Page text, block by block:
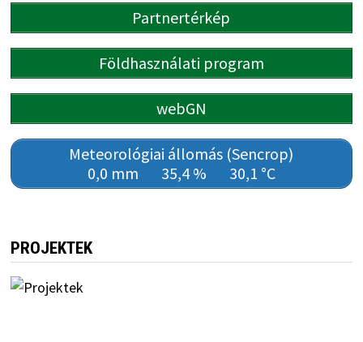
Partnertérkép
Földhasználati program
webGN
Meteorológiai állomás (Sencrop)
0,0 mm
35,4 % 30,1 °C
PROJEKTEK